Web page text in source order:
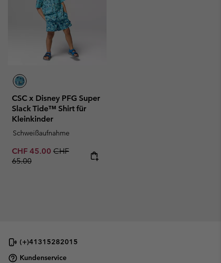
CSC x Disney PFG Super
Slack Tide™ Shirt für
Kleinkinder
Schweißaufnahme
Sale price:
CHF 45.00 Regular price:
CHF
65.00
(+)41315282015
Kundenservice